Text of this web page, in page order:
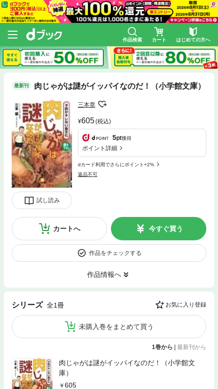
作品検索 カート はじめての方へ
最新刊 肉じゃがは謎がイッパイなのだ！（小学館文庫）
試し読み
三本章
605(税込)
5pt獲得
ポイント詳細
dカード利用でさらにポイント+2%
返品不可
カートへ 今すぐ買う
作品をチェックする
作品情報へ
シリーズ 全1冊 お気に入り登録
未購入巻をまとめて買う
1巻から | 最新刊から
肉じゃがは謎がイッパイなのだ！（小学館文
庫）
605